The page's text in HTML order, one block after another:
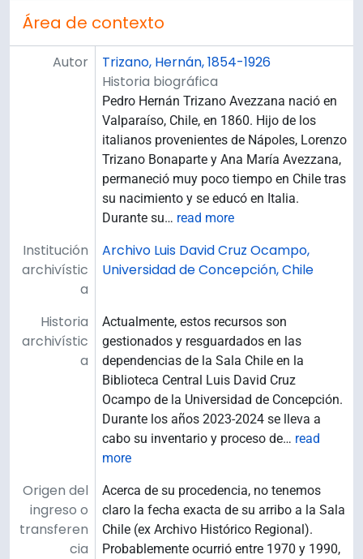
Área de contexto
Autor
Trizano, Hernán, 1854-1926
Historia biográfica
Pedro Hernán Trizano Avezzana nació en
Valparaíso, Chile, en 1860. Hijo de los
italianos provenientes de Nápoles, Lorenzo
Trizano Bonaparte y Ana María Avezzana,
permaneció muy poco tiempo en Chile tras
su nacimiento y se educó en Italia.
Durante su… read more
Institución
archivístic
a
Archivo Luis David Cruz Ocampo,
Universidad de Concepción, Chile
Historia
archivístic
a
Actualmente, estos recursos son
gestionados y resguardados en las
dependencias de la Sala Chile en la
Biblioteca Central Luis David Cruz
Ocampo de la Universidad de Concepción.
Durante los años 2023-2024 se lleva a
cabo su inventario y proceso de… read
more
Origen del
ingreso o
transferen
cia
Acerca de su procedencia, no tenemos
claro la fecha exacta de su arribo a la Sala
Chile (ex Archivo Histórico Regional).
Probablemente ocurrió entre 1970 y 1990,